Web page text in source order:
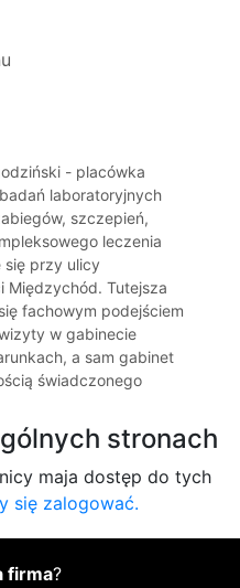
- placówka
laboratoryjnych
szczepień,
leczenia
się przy ulicy
Międzychód. Tutejsza
fachowym podejściem
w gabinecie
a sam gabinet
świadczonego
stronach
maja dostęp do tych
się zalogować.
firma?